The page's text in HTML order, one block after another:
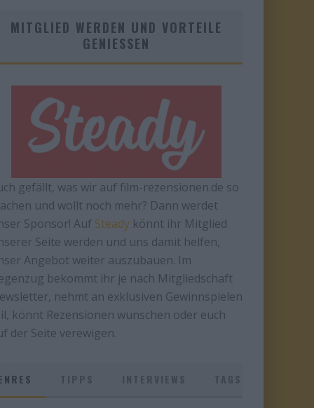
MITGLIED WERDEN UND VORTEILE
GENIESSEN
gefällt, was wir auf film-rezensionen.de so
und wollt noch mehr? Dann werdet
Sponsor! Auf Steady könnt ihr Mitglied
Seite werden und uns damit helfen,
Angebot weiter auszubauen. Im
bekommt ihr je nach Mitgliedschaft
nehmt an exklusiven Gewinnspielen
könnt Rezensionen wünschen oder euch
der Seite verewigen.